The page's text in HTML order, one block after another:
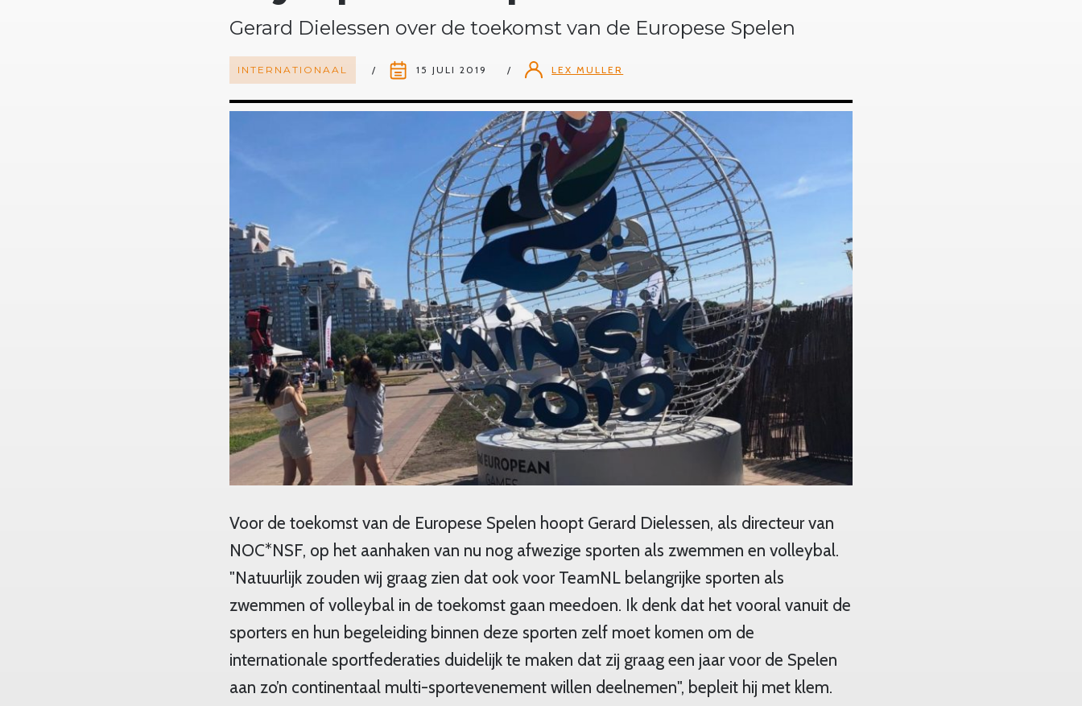
Gerard Dielessen over de toekomst van de Europese Spelen
INTERNATIONAAL 15 JULI 2019 LEX MULLER
Voor de toekomst van de Europese Spelen hoopt Gerard Dielessen, als directeur van
NOC*NSF, op het aanhaken van nu nog afwezige sporten als zwemmen en volleybal.
"Natuurlijk zouden wij graag zien dat ook voor TeamNL belangrijke sporten als
zwemmen of volleybal in de toekomst gaan meedoen. Ik denk dat het vooral vanuit de
sporters en hun begeleiding binnen deze sporten zelf moet komen om de
internationale sportfederaties duidelijk te maken dat zij graag een jaar voor de Spelen
aan zo’n continentaal multi-sportevenement willen deelnemen", bepleit hij met klem.